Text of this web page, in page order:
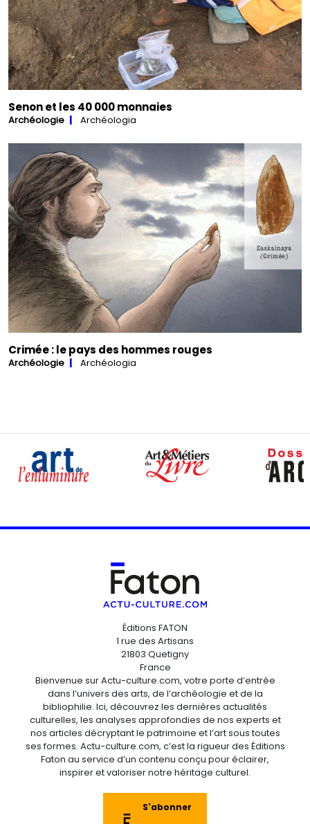
Senon et les 40 000 monnaies
Archéologie Archéologia
Crimée : le pays des hommes rouges
Archéologie Archéologia
Éditions FATON
1 rue des Artisans
21803 Quetigny
France
Bienvenue sur Actu-culture.com, votre porte d’entrée
dans l’univers des arts, de l’archéologie et de la
bibliophilie. Ici, découvrez les dernières actualités
culturelles, les analyses approfondies de nos experts et
nos articles décryptant le patrimoine et l’art sous toutes
ses formes. Actu-culture.com, c’est la rigueur des Éditions
Faton au service d’un contenu conçu pour éclairer,
inspirer et valoriser notre héritage culturel.
S'abonner